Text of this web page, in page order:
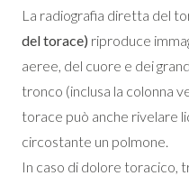
La radiografia diretta del
del torace) riproduce
aeree, del cuore e dei
tronco (inclusa la colonna
torace può anche rivelare
circostante un polmone.
In caso di dolore toracico,